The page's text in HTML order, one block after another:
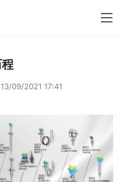
13/09/2021 17:41